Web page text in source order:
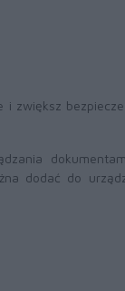
zwiększ
dodać do